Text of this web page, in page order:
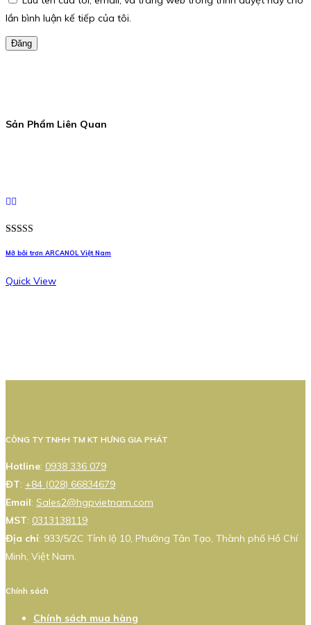
lần bình luận kế tiếp của tôi.
Đăng
Sản Phẩm Liên Quan
hạng 5.00 5
Mỡ bôi trơn ARCANOL Việt Nam
Quick View
CÔNG TY TNHH TM KT HƯNG GIA PHÁT
Hotline: 0938 336 079
ĐT: +84 (028) 66834679
Email: Sales2@hgpvietnam.com
MST: 0313138119
Địa chỉ: 933/5/2C Tỉnh lộ 10, Phường Tân Tạo, Thành phố Hồ Chí
Minh, Việt Nam.
Chính sách
Chính sách mua hàng